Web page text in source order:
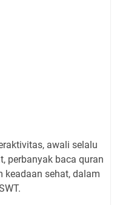
awali selalu
perbanyak baca quran
keadaan sehat, dalam